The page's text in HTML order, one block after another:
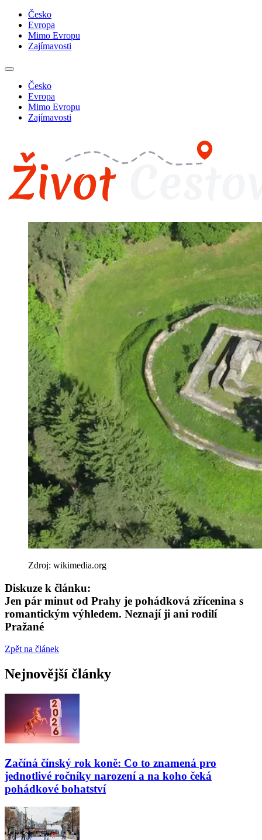
Česko
Evropa
Mimo Evropu
Zajímavosti
Česko
Evropa
Mimo Evropu
Zajímavosti
Zdroj: wikimedia.org
Diskuze k článku:
Jen pár minut od Prahy je pohádková zřícenina s
romantickým výhledem. Neznají ji ani rodilí
Pražané
Zpět na článek
Nejnovější články
Začíná čínský rok koně: Co to znamená pro
jednotlivé ročníky narození a na koho čeká
pohádkové bohatství